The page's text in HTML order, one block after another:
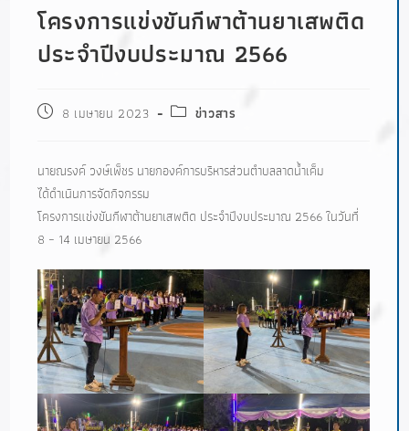
โครงการแข่งขันกีฬาต้านยาเสพติด
ประจำปีงบประมาณ 2566
8 เมษายน 2023 ข่าวสาร
นายณรงค์ วงษ์เพ็ชร นายกองค์การบริหารส่วนตำบลลาดน้ำเค็ม
ได้ดำเนินการจัดกิจกรรม
โครงการแข่งขันกีฬาต้านยาเสพติด ประจำปีงบประมาณ 2566 ในวันที่
8 – 14 เมษายน 2566